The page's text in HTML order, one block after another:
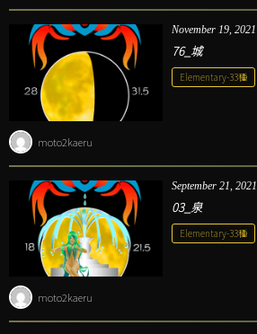
November 19,2021
76_城
Elementary-33種
moto2kaeru
September 21 ,2021
03_泉
Elementary-33種
moto2kaeru